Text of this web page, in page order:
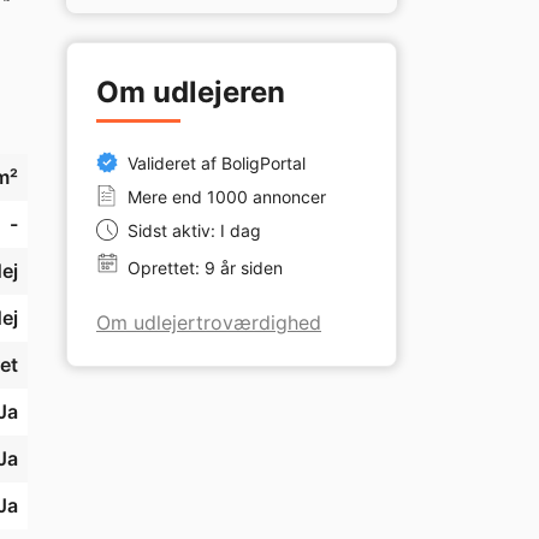
-
Om udlejeren
Valideret af BoligPortal
Mere end 1000 annoncer
Sidst aktiv: I dag
Oprettet: 9 år siden
Om udlejertroværdighed